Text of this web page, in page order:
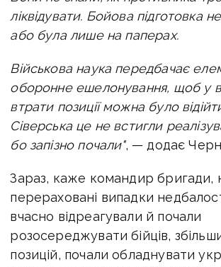
ліквідувати. Бойова підготовка
або була лише на паперах.
Військова наука передбачає
оборонне ешелонування, щоб у
втрати позиції можна було
Сіверська це не встигли
бо запізно почали", — додає
Зараз, каже командир бригади,
перераховані випадки
вчасно відреагували й почали
розосереджувати бійців,
позицій, почали обладнувати